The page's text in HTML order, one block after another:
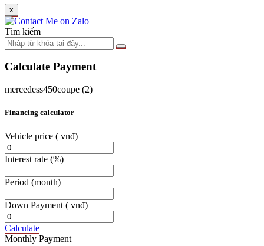
x
Tìm kiếm
Calculate Payment
mercedess450coupe (2)
Financing calculator
Vehicle price ( vnđ)
Interest rate (%)
Period (month)
Down Payment ( vnđ)
Calculate
Monthly Payment